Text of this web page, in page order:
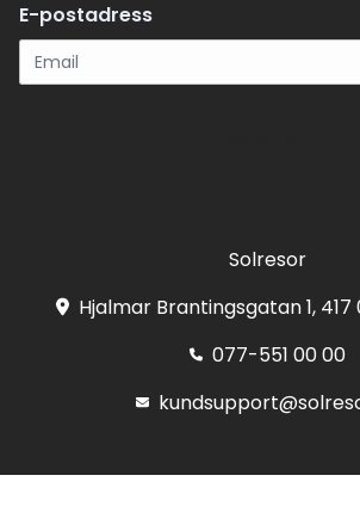
E-postadress
Solresor
Hjalmar Brantingsgatan 1,
077-551 00 00